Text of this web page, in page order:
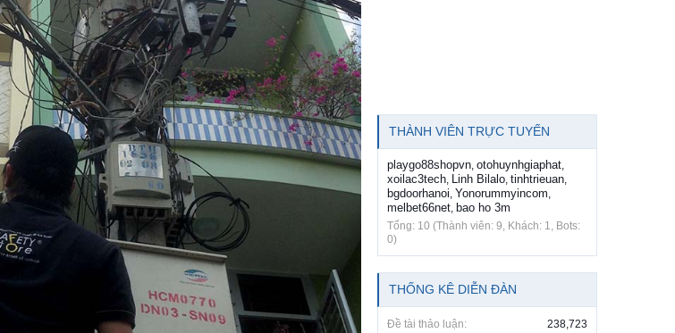
THÀNH VIÊN TRỰC TUYẾN
playgo88shopvn, otohuynhgiaphat,
xoilac3tech, Linh Bilalo, tinhtrieuan,
bgdoorhanoi, Yonorummyincom,
melbet66net, bao ho 3m
Tổng: 10 (Thành viên: 9, Khách: 1, Bots:
0)
THỐNG KÊ DIỄN ĐÀN
Đề tài thảo luận:
238,723